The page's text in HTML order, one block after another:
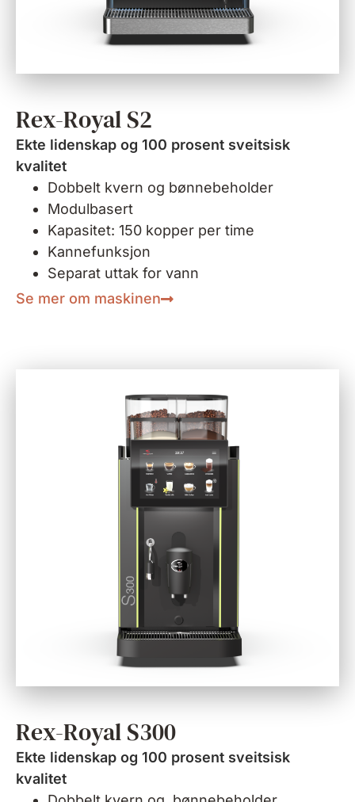
Rex-Royal S2
Ekte lidenskap og 100 prosent sveitsisk
kvalitet
Dobbelt kvern og bønnebeholder
Modulbasert
Kapasitet: 150 kopper per time
Kannefunksjon
Separat uttak for vann
Se mer om maskinen
Rex-Royal S300
Ekte lidenskap og 100 prosent sveitsisk
kvalitet